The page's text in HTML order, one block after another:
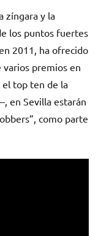
zíngara y la
los puntos fuertes
2011, ha ofrecido
varios premios en
el top ten de la
en Sevilla estarán
como parte